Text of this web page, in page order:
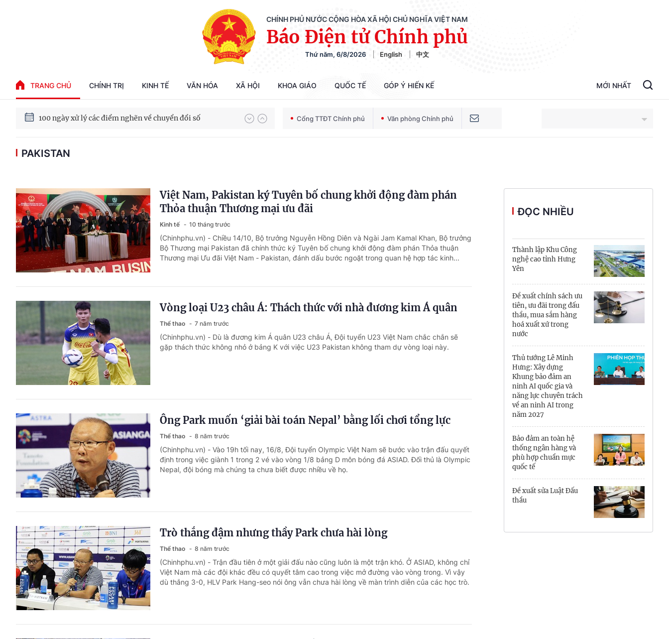
CHÍNH PHỦ NƯỚC CỘNG HÒA XÃ HỘI CHỦ NGHĨA VIỆT NAM
Báo Điện tử Chính phủ
Thứ năm, 6/8/2026 English 中文
TRANG CHỦ CHÍNH TRỊ KINH TẾ VĂN HÓA XÃ HỘI KHOA GIÁO QUỐC TẾ GÓP Ý HIẾN KẾ MỚI NHẤT
100 ngày xử lý các điểm nghẽn về chuyển đổi số
Phát triển kinh tế nhà nước trong kỷ nguyên mới
Cổng TTĐT Chính phủ Văn phòng Chính phủ
Cần Thơ
Đắk Lắk
Đồng Nai
Gia Lai
Hà Nội
Hà Tĩnh
Hưng Yên
Hải Phòng
PAKISTAN
Việt Nam, Pakistan ký Tuyên bố chung khởi động đàm phán
Thỏa thuận Thương mại ưu đãi
Kinh tế 10 tháng trước
(Chinhphu.vn) - Chiều 14/10, Bộ trưởng Nguyễn Hồng Diên và Ngài Jam Kamal Khan, Bộ trưởng
Bộ Thương mại Pakistan đã chính thức ký Tuyên bố chung khởi động đàm phán Thỏa thuận
Thương mại Ưu đãi Việt Nam - Pakistan, đánh dấu bước ngoặt trong quan hệ hợp tác kinh...
Vòng loại U23 châu Á: Thách thức với nhà đương kim Á quân
Thể thao 7 năm trước
(Chinhphu.vn) - Dù là đương kim Á quân U23 châu Á, Đội tuyển U23 Việt Nam chắc chắn sẽ
gặp thách thức không nhỏ ở bảng K với việc U23 Pakistan không tham dự vòng loại này.
Ông Park muốn ‘giải bài toán Nepal’ bằng lối chơi tổng lực
Thể thao 8 năm trước
(Chinhphu.vn) - Vào 19h tối nay, 16/8, Đội tuyển Olympic Việt Nam sẽ bước vào trận đấu quyết
định trong việc giành 1 trong 2 vé vào vòng 1/8 bảng D môn bóng đá ASIAD. Đối thủ là Olympic
Nepal, đội bóng mà chúng ta chưa biết được nhiều về họ.
Trò thắng đậm nhưng thầy Park chưa hài lòng
Thể thao 8 năm trước
(Chinhphu.vn) - Trận đầu tiên ở một giải đấu nào cũng luôn là một trận khó. Ở ASIAD, không chỉ
Việt Nam mà các đội khác đều có quyết tâm cao trong việc mở đường vào vòng trong. Vì vậy
dù thắng 3-0, HLV Park Hang-seo nói ông vẫn chưa hài lòng về màn trình diễn của các học trò.
ĐỌC NHIỀU
Thành lập Khu Công
nghệ cao tỉnh Hưng
Yên
Đề xuất chính sách ưu
tiên, ưu đãi trong đấu
thầu, mua sắm hàng
hoá xuất xứ trong
nước
Thủ tướng Lê Minh
Hưng: Xây dựng
Khung bảo đảm an
ninh AI quốc gia và
năng lực chuyên trách
về an ninh AI trong
năm 2027
Bảo đảm an toàn hệ
thống ngân hàng và
phù hợp chuẩn mực
quốc tế
Đề xuất sửa Luật Đấu
thầu